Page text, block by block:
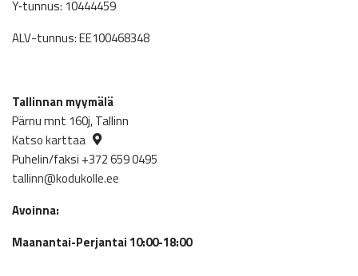
Y‑tunnus: 10444459
ALV-tunnus: EE100468348
Tallinnan myymälä
Pärnu mnt 160j, Tallinn
Katso karttaa
Puhelin/faksi +372 659 0495
tallinn@kodukolle.ee
Avoinna:
Maanantai-Perjantai 10:00-18:00